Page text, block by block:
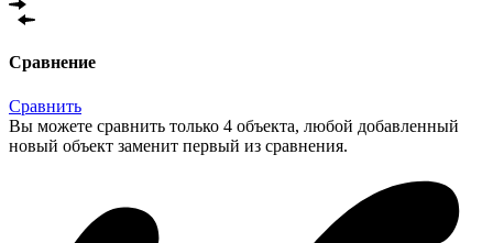
Сравнение
Сравнить
Вы можете сравнить только 4 объекта, любой добавленный
новый объект заменит первый из сравнения.